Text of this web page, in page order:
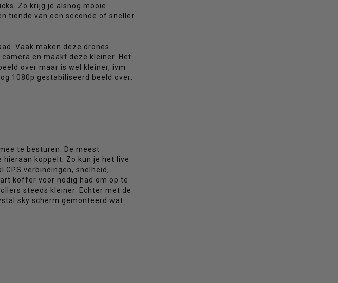
Zo krijg je alsnog mooie
tiende van een seconde of sneller
Vaak maken deze drones
en maakt deze kleiner. Het
over maar is wel kleiner, ivm
1080p gestabiliseerd beeld over.
te besturen. De meest
koppelt. Zo kun je het live
verbindingen, snelheid,
koffer voor nodig had om op te
steeds kleiner. Echter met de
sky scherm gemonteerd wat